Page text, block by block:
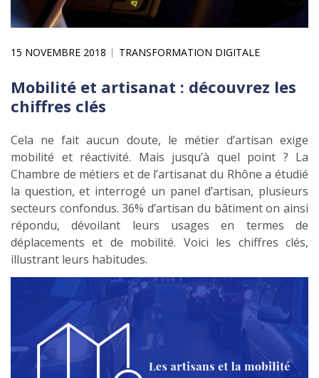
15 NOVEMBRE 2018 TRANSFORMATION DIGITALE
Mobilité et artisanat : découvrez les
chiffres clés
Cela ne fait aucun doute, le métier d’artisan exige
mobilité et réactivité. Mais jusqu’à quel point ? La
Chambre de métiers et de l’artisanat du Rhône a étudié
la question, et interrogé un panel d’artisan, plusieurs
secteurs confondus. 36% d’artisan du bâtiment on ainsi
répondu, dévoilant leurs usages en termes de
déplacements et de mobilité. Voici les chiffres clés,
illustrant leurs habitudes.